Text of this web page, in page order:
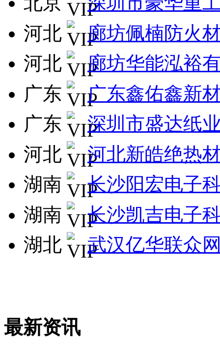
河北
廊坊佩楠防火
河北
廊坊华能泓裕
广东
广东鑫佑鑫新
广东
深圳市盛达纸
河北
河北新皓绝热
湖南
长沙阳宏电子
湖南
长沙凯吉电子
湖北
武汉亿华联众
最新资讯